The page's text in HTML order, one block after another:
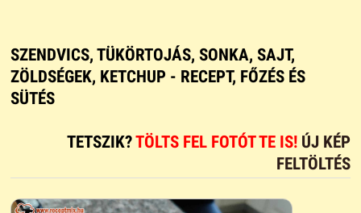
SZENDVICS, TÜKÖRTOJÁS, SONKA, SAJT,
ZÖLDSÉGEK, KETCHUP - RECEPT, FŐZÉS ÉS
SÜTÉS
TETSZIK?TÖLTS FEL FOTÓT TE IS! ÚJ KÉP
FELTÖLTÉS